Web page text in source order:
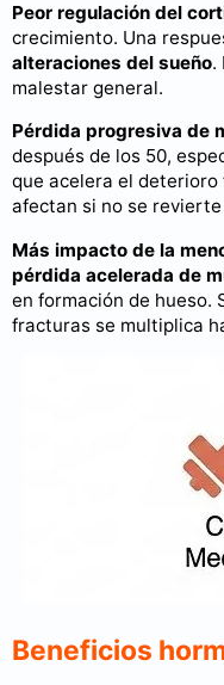
Peor regulación del
crecimiento. Una
alteraciones del sueño.
malestar general.
Pérdida progresiva de
después de los 50,
que acelera el deterioro
afectan si no se
Más impacto de la
pérdida acelerada de
en formación de hueso.
fracturas se multiplica
Beneficios